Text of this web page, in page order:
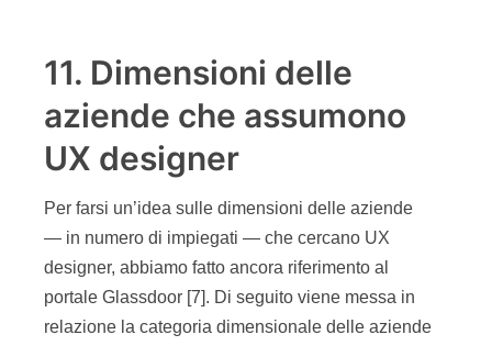
11. Dimensioni delle
aziende che assumono
UX designer
Per farsi un’idea sulle dimensioni delle aziende
— in numero di impiegati — che cercano UX
designer, abbiamo fatto ancora riferimento al
portale Glassdoor [7]. Di seguito viene messa in
relazione la categoria dimensionale delle aziende